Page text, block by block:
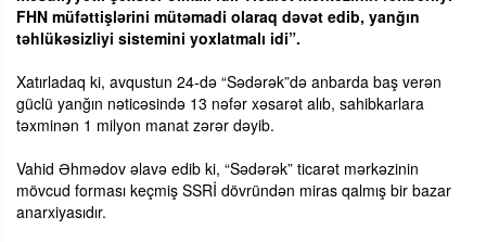
FHN müfəttişlərini mütəmadi olaraq dəvət edib, yanğın
təhlükəsizliyi sistemini yoxlatmalı idi”.
Xatırladaq ki, avqustun 24-də “Sədərək”də anbarda baş verən
güclü yanğın nəticəsində 13 nəfər xəsarət alıb, sahibkarlara
təxminən 1 milyon manat zərər dəyib.
Vahid Əhmədov əlavə edib ki, “Sədərək” ticarət mərkəzinin
mövcud forması keçmiş SSRİ dövründən miras qalmış bir bazar
anarxiyasıdır.